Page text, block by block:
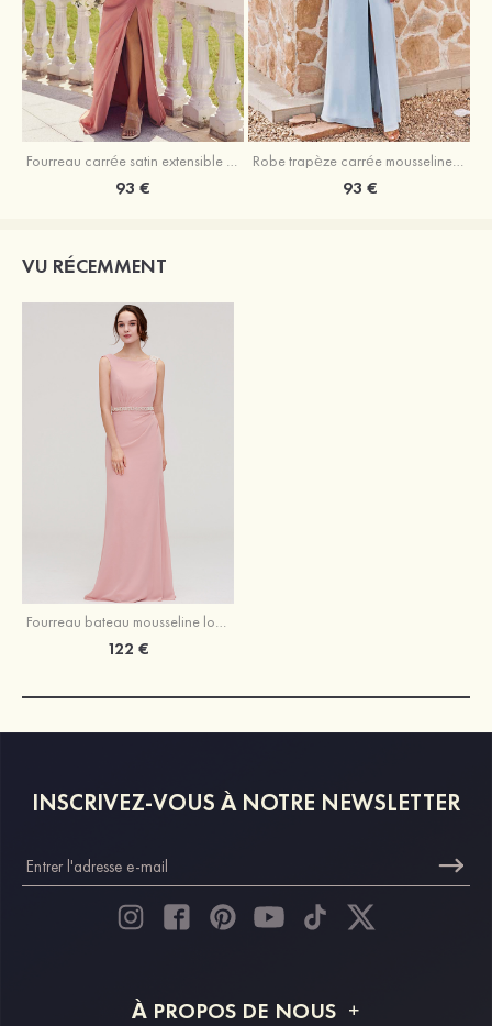
93 € 93 €
VU RÉCEMMENT
Fourreau bateau mousseline longueur ras du sol robe de demoiselle d'honneur avec perle sangle
122 €
INSCRIVEZ-VOUS À NOTRE NEWSLETTER
À PROPOS DE NOUS